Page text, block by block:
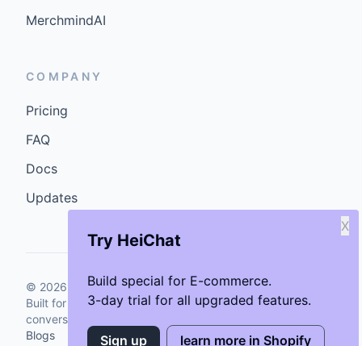
Try HeiChat
Build special for E-commerce.
3-day trial for all upgraded features.
X
Sign up learn more in Shopify
MerchmindAI
COMPANY
Pricing
FAQ
Docs
Updates
© 2026 GenCybers Inc. All rights reserved.
Built for storefronts that want faster answers and cleaner
conversions.
Blogs